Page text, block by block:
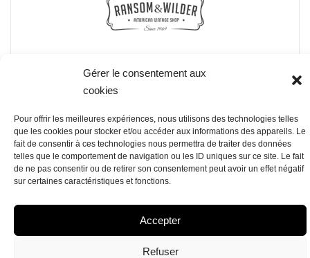
Gérer le consentement aux
cookies
Pour offrir les meilleures expériences, nous utilisons des technologies telles
que les cookies pour stocker et/ou accéder aux informations des appareils. Le
fait de consentir à ces technologies nous permettra de traiter des données
telles que le comportement de navigation ou les ID uniques sur ce site. Le fait
de ne pas consentir ou de retirer son consentement peut avoir un effet négatif
sur certaines caractéristiques et fonctions.
Accepter
Refuser
AVERTISSEMENT